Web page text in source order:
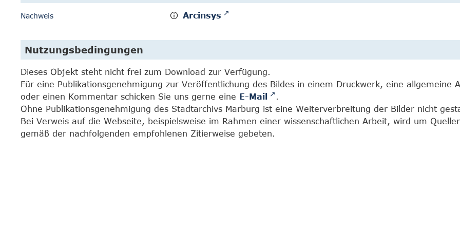
Nachweis Arcinsys
Nutzungsbedingungen
Dieses Objekt steht nicht frei zum Download zur Verfügung.
Für eine Publikationsgenehmigung zur Veröffentlichung des Bildes in einem Druckwerk, eine allgemeine
oder einen Kommentar schicken Sie uns gerne eine E-Mail
.
Ohne Publikationsgenehmigung des Stadtarchivs Marburg ist eine Weiterverbreitung der Bilder nicht
Bei Verweis auf die Webseite, beispielsweise im Rahmen einer wissenschaftlichen Arbeit, wird um
gemäß der nachfolgenden empfohlenen Zitierweise gebeten.